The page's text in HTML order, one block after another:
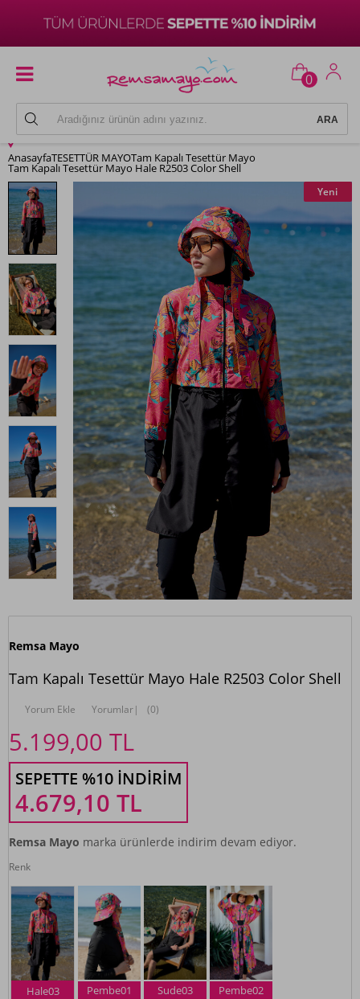
0
AnasayfaTESETTÜR MAYOTam Kapalı Tesettür Mayo
Tam Kapalı Tesettür Mayo Hale R2503 Color Shell
Yeni
Remsa Mayo
Tam Kapalı Tesettür Mayo Hale R2503 Color Shell
Yorum Ekle Yorumlar| (0)
5.199,00 TL
SEPETTE %10 İNDIRIM
4.679,10 TL
Remsa Mayo marka ürünlerde indirim devam ediyor.
Renk
Hale03 Pembe01 Sude03 Pembe02